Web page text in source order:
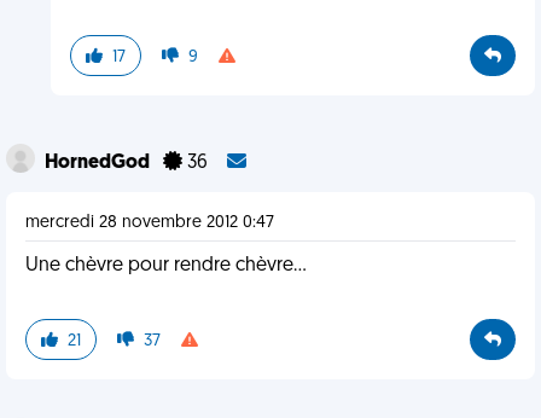
17 9
HornedGod 36
mercredi 28 novembre 2012 0:47
Une chèvre pour rendre chèvre...
21 37